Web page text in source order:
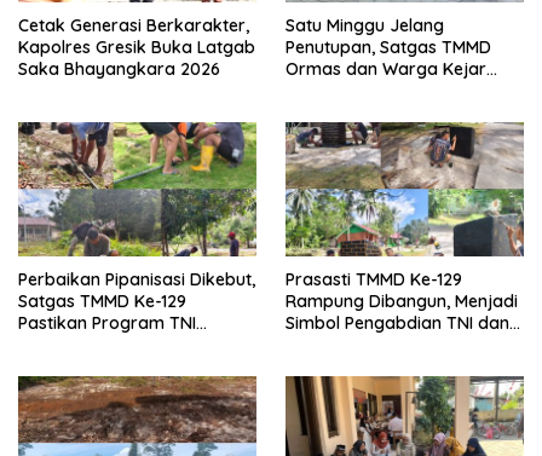
Cetak Generasi Berkarakter,
Kapolres Gresik Buka Latgab
Saka Bhayangkara 2026
Satu Minggu Jelang
Penutupan, Satgas TMMD
Ormas dan Warga Kejar
Perbaikan Pipanisasi Dikebut,
Satgas TMMD Ke-129
Pastikan Program TNI
Sesor
Prasasti TMMD Ke-129
Rampung Dibangun, Menjadi
Simbol Pengabdian TNI dan